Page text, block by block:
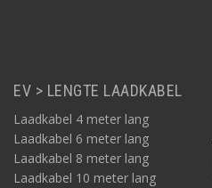
EV > LENGTE LAADKABEL
Laadkabel 4 meter lang
Laadkabel 6 meter lang
Laadkabel 8 meter lang
Laadkabel 10 meter lang